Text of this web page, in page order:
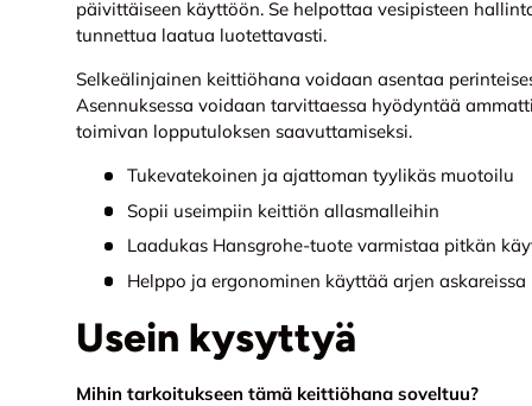
päivittäiseen käyttöön. Se helpottaa vesipisteen
tunnettua laatua luotettavasti.
Selkeälinjainen keittiöhana voidaan asentaa
Asennuksessa voidaan tarvittaessa hyödyntää
toimivan lopputuloksen saavuttamiseksi.
Tukevatekoinen ja ajattoman tyylikäs muotoilu
Sopii useimpiin keittiön allasmalleihin
Laadukas Hansgrohe-tuote varmistaa pitkän
Helppo ja ergonominen käyttää arjen askareissa
Usein kysyttyä
Mihin tarkoitukseen tämä keittiöhana soveltuu?